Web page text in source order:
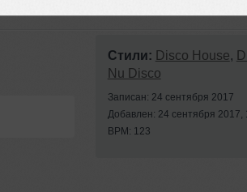
Стили: Disco House,
Nu Disco
Записан: 24 сентября 2017
Добавлен: 24 сентября 2017,
BPM: 123